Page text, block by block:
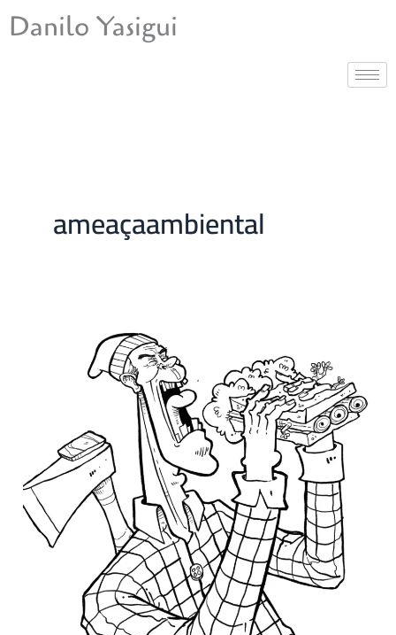
para
Danilo Yasigui
ameaçaambiental